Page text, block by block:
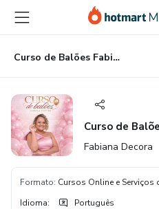
para
conteúdo
principal
para
pagamento
para
rodapé
Curso de Balões Fabiana Decora
Curso de
Fabiana Decora
Formato: Cursos Online e Serviços
Idioma: Português